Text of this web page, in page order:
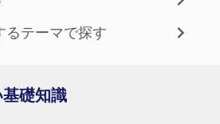
るテーマで探す
礎知識